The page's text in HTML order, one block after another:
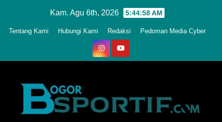
Kam. Agu 6th, 2026 5:45:01 AM
Tentang Kami Hubungi Kami Redaksi Pedoman Media Cyber